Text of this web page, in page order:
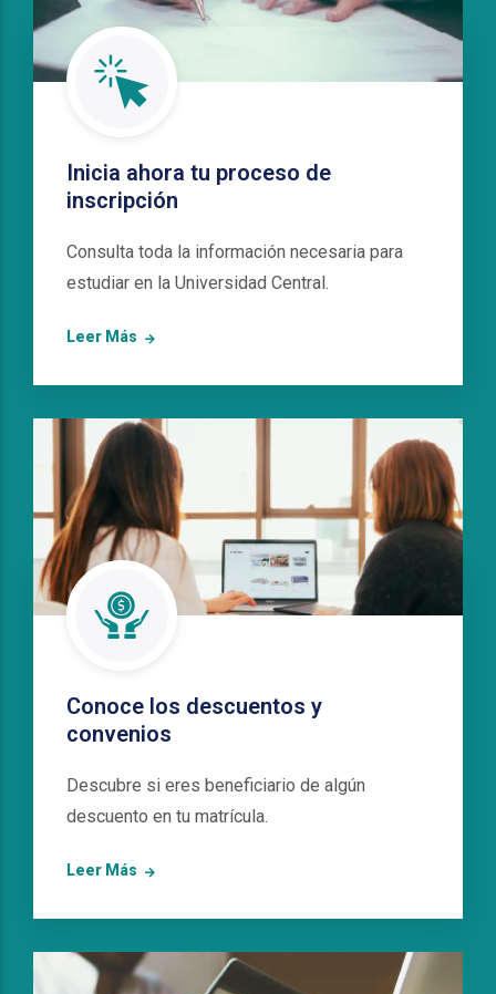
Inicia ahora tu proceso de
inscripción
Consulta toda la información necesaria para
estudiar en la Universidad Central.
Leer Más
Conoce los descuentos y
convenios
Descubre si eres beneficiario de algún
descuento en tu matrícula.
Leer Más